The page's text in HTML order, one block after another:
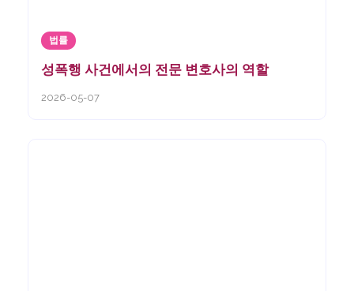
법률
성폭행 사건에서의 전문 변호사의 역할
2026-05-07